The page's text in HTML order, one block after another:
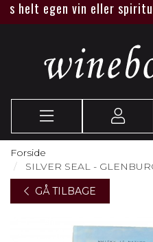
egen vin eller spiritus
Forside
SILVER SEAL -
GÅ TILBAGE